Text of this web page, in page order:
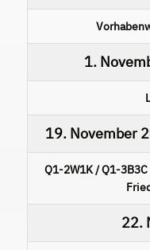
1.
19. November
Q1-2W1K / Q1-
22.